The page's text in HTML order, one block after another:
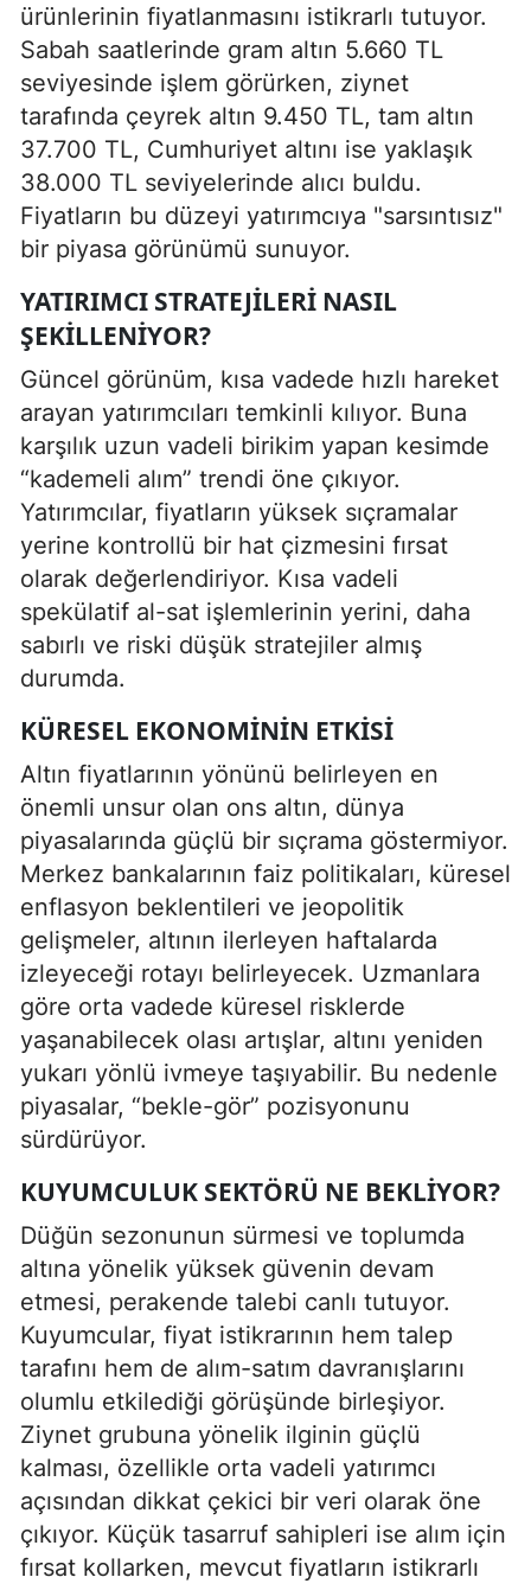
ürünlerinin fiyatlanmasını istikrarlı tutuyor.
Sabah saatlerinde gram altın 5.660 TL
seviyesinde işlem görürken, ziynet
tarafında çeyrek altın 9.450 TL, tam altın
37.700 TL, Cumhuriyet altını ise yaklaşık
38.000 TL seviyelerinde alıcı buldu.
Fiyatların bu düzeyi yatırımcıya "sarsıntısız"
bir piyasa görünümü sunuyor.
YATIRIMCI STRATEJILERI NASIL
ŞEKILLENIYOR?
Güncel görünüm, kısa vadede hızlı hareket
arayan yatırımcıları temkinli kılıyor. Buna
karşılık uzun vadeli birikim yapan kesimde
“kademeli alım” trendi öne çıkıyor.
Yatırımcılar, fiyatların yüksek sıçramalar
yerine kontrollü bir hat çizmesini fırsat
olarak değerlendiriyor. Kısa vadeli
spekülatif al-sat işlemlerinin yerini, daha
sabırlı ve riski düşük stratejiler almış
durumda.
KÜRESEL EKONOMININ ETKISI
Altın fiyatlarının yönünü belirleyen en
önemli unsur olan ons altın, dünya
piyasalarında güçlü bir sıçrama göstermiyor.
Merkez bankalarının faiz politikaları, küresel
enflasyon beklentileri ve jeopolitik
gelişmeler, altının ilerleyen haftalarda
izleyeceği rotayı belirleyecek. Uzmanlara
göre orta vadede küresel risklerde
yaşanabilecek olası artışlar, altını yeniden
yukarı yönlü ivmeye taşıyabilir. Bu nedenle
piyasalar, “bekle-gör” pozisyonunu
sürdürüyor.
KUYUMCULUK SEKTÖRÜ NE BEKLIYOR?
Düğün sezonunun sürmesi ve toplumda
altına yönelik yüksek güvenin devam
etmesi, perakende talebi canlı tutuyor.
Kuyumcular, fiyat istikrarının hem talep
tarafını hem de alım-satım davranışlarını
olumlu etkilediği görüşünde birleşiyor.
Ziynet grubuna yönelik ilginin güçlü
kalması, özellikle orta vadeli yatırımcı
açısından dikkat çekici bir veri olarak öne
çıkıyor. Küçük tasarruf sahipleri ise alım için
fırsat kollarken, mevcut fiyatların istikrarlı